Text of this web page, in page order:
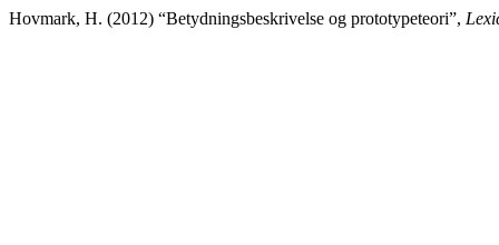
Hovmark, H. (2012) “Betydningsbeskrivelse og prototypeteori”,